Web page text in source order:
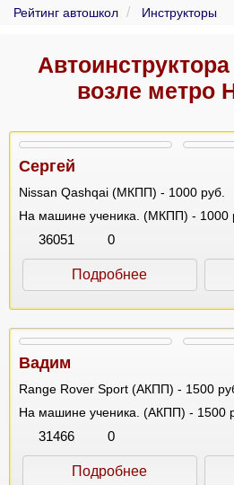
Рейтинг автошкол Инструкторы
возле метро
Сергей
Nissan Qashqai (МКПП) - 1000 руб.
На машине ученика. (МКПП) - 1000
36051 0
Подробнее
Вадим
Range Rover Sport (АКПП) - 1500
На машине ученика. (АКПП) - 1500
31466 0
Подробнее